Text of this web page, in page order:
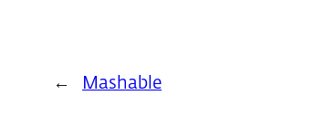
← Mashable